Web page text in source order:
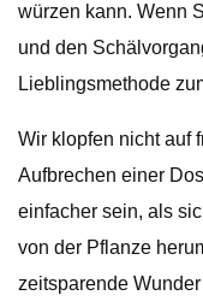
würzen kann. Wenn
und den
Lieblingsmethode
Wir klopfen nicht auf
Aufbrechen einer
einfacher sein, als
von der Pflanze
zeitsparende